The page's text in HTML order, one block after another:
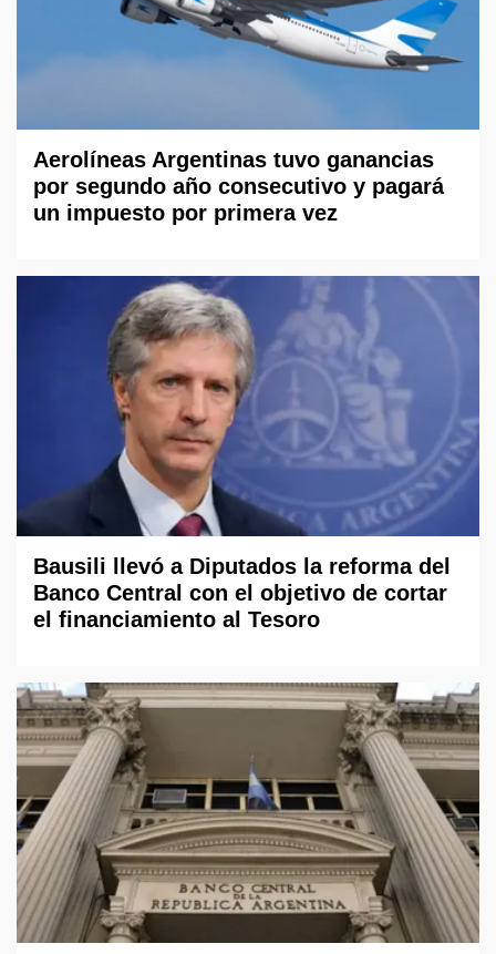
Aerolíneas Argentinas tuvo ganancias
por segundo año consecutivo y pagará
un impuesto por primera vez
Bausili llevó a Diputados la reforma del
Banco Central con el objetivo de cortar
el financiamiento al Tesoro